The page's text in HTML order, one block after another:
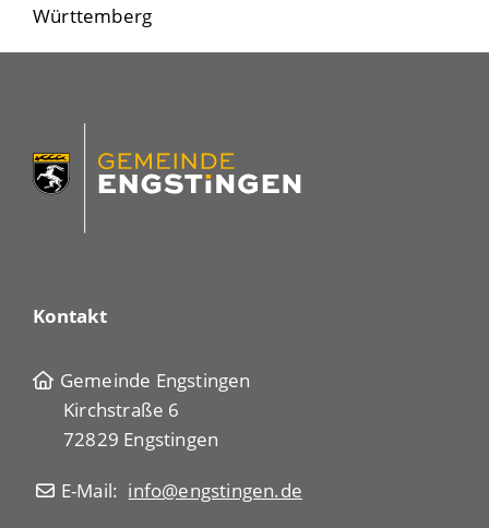
Württemberg
Kontakt
Gemeinde Engstingen
Kirchstraße 6
72829 Engstingen
E-Mail: info@engstingen.de